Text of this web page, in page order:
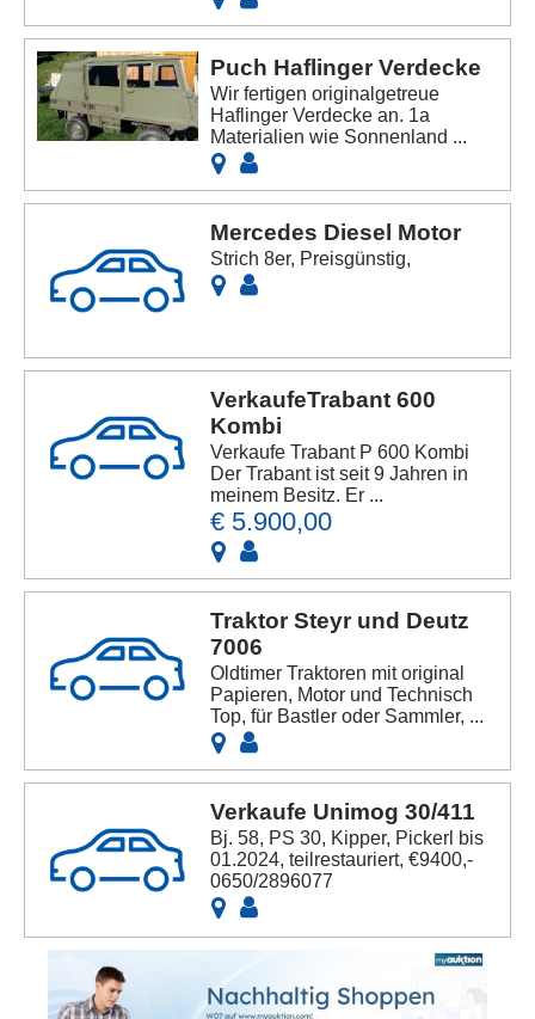
Puch Haflinger Verdecke
Wir fertigen originalgetreue
Haflinger Verdecke an. 1a
Materialien wie Sonnenland ...
Mercedes Diesel Motor
Strich 8er, Preisgünstig,
VerkaufeTrabant 600
Kombi
Verkaufe Trabant P 600 Kombi
Der Trabant ist seit 9 Jahren in
meinem Besitz. Er ...
€ 5.900,00
Traktor Steyr und Deutz
7006
Oldtimer Traktoren mit original
Papieren, Motor und Technisch
Top, für Bastler oder Sammler, ...
Verkaufe Unimog 30/411
Bj. 58, PS 30, Kipper, Pickerl bis
01.2024, teilrestauriert, €9400,-
0650/2896077